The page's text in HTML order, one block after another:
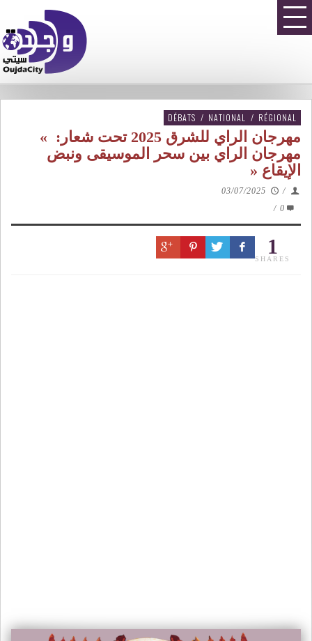
DÉBATS / NATIONAL / RÉGIONAL
مهرجان الراي للشرق 2025 تحت شعار: »
مهرجان الراي بين سحر الموسيقى ونبض
الإيقاع «
/
03/07/2025
0
/
1
SHARES